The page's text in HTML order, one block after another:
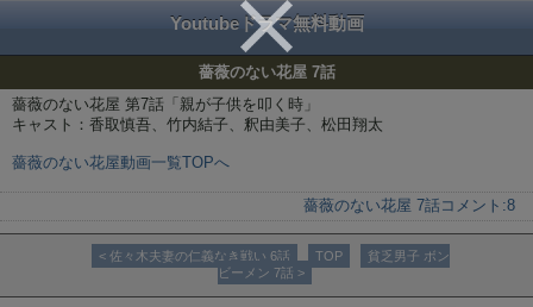
Youtubeドラマ無料動画
薔薇のない花屋 7話
薔薇のない花屋 第7話「親が子供を叩く時」
キャスト：香取慎吾、竹内結子、釈由美子、松田翔太
薔薇のない花屋動画一覧TOPへ
薔薇のない花屋 7話 コメント:8
< 佐々木夫妻の仁義なき戦い 6話 TOP
貧乏男子 ボン
ビーメン 7話 >